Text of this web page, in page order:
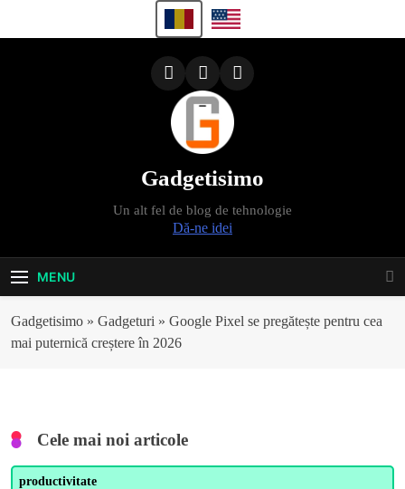
Gadgetisimo
Un alt fel de blog de tehnologie
Dă-ne idei
MENU
Gadgetisimo » Gadgeturi » Google Pixel se pregătește pentru cea
mai puternică creștere în 2026
Cele mai noi articole
productivitate